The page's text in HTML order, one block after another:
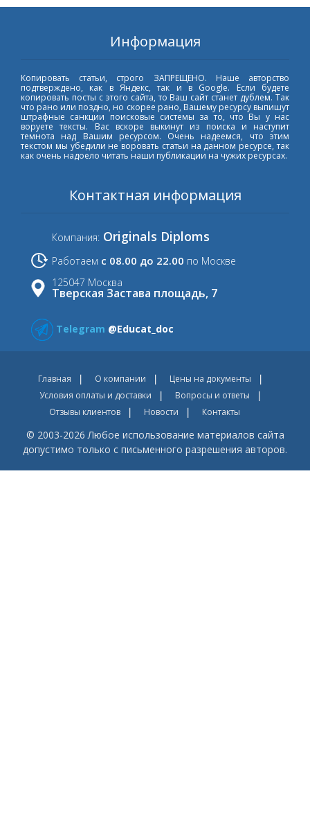
Информация
Копировать статьи, строго ЗАПРЕЩЕНО. Наше авторство
подтверждено, как в Яндекс, так и в Google. Если будете
копировать посты с этого сайта, то Ваш сайт станет дублем. Так
что рано или поздно, но скорее рано, Вашему ресурсу выпишут
штрафные санкции поисковые системы за то, что Вы у нас
воруете тексты. Вас вскоре выкинут из поиска и наступит
темнота над Вашим ресурсом. Очень надеемся, что этим
текстом мы убедили не воровать статьи на данном ресурсе, так
как очень надоело читать наши публикации на чужих ресурсах.
Контактная информация
Компания: Originals Diploms
Работаем с 08.00 до 22.00 по Москве
125047 Москва
Тверская Застава площадь, 7
Telegram @Educat_doc
Главная О компании
Цены на документы
Условия оплаты и доставки
Вопросы и ответы
Отзывы клиентов
Новости Контакты
© 2003-2026 Любое использование материалов сайта
допустимо только с письменного разрешения авторов.